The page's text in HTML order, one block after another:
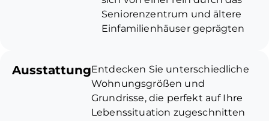
Seniorenzentrum und ältere
Einfamilienhäuser geprägten
mit neuer technischer
Infrastruktur. Hier entstehen
mehrere, attraktive
Neubauwohnungen, die
AusstattungEntdecken Sie unterschiedliche
Wohnungsgrößen und
Grundrisse, die perfekt auf Ihre
Lebenssituation zugeschnitten